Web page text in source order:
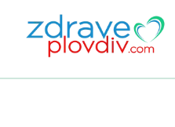
съдържанието